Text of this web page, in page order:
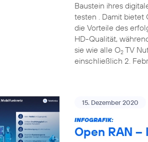
Baustein ihres
testen . Damit bietet
die Vorteile des
HD-Qualität,
sie wie alle O2 TV
einschließlich 2.
15. Dezember 2020
INFOGRAFIK:
Open RAN